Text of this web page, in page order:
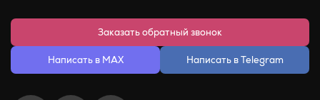
Заказать обратный звонок
Написать в MAX Написать в Telegram